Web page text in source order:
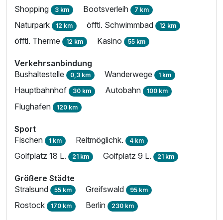
Shopping 3 km Bootsverleih 7 km
Naturpark 12 km öfftl. Schwimmbad 12 km
öfftl. Therme 12 km Kasino 55 km
Verkehrsanbindung
Bushaltestelle 0,3 km Wanderwege 1 km
Hauptbahnhof 30 km Autobahn 100 km
Flughafen 120 km
Sport
Fischen 1 km Reitmöglichk. 4 km
Golfplatz 18 L. 21 km Golfplatz 9 L. 21 km
Größere Städte
Stralsund 55 km Greifswald 95 km
Rostock 170 km Berlin 230 km